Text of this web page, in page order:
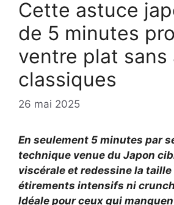
Cette astuce
de 5 minutes
ventre plat sans
classiques
26 mai 2025
En seulement 5 minutes par
technique venue du Japon
viscérale et redessine la taille
étirements intensifs ni
Idéale pour ceux qui